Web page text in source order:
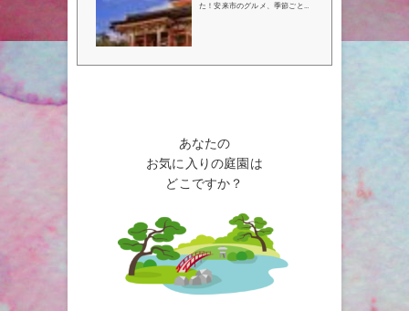
番から穴場まで！】...
た！安来市のグルメ、季節ごとの
ラン予約はトリップアドバイザー
あなたの
お気に入りの庭園は
どこですか？